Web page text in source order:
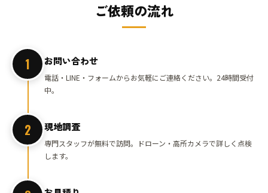
ご依頼の流れ
1 お問い合わせ
電話・LINE・フォームからお気軽にご連絡ください。24時間受付
中。
2 現地調査
専門スタッフが無料で訪問。ドローン・高所カメラで詳しく点検
します。